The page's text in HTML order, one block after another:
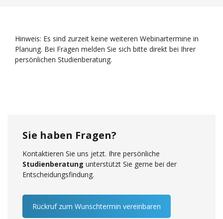
Hinweis: Es sind zurzeit keine weiteren Webinartermine in
Planung. Bei Fragen melden Sie sich bitte direkt bei Ihrer
persönlichen Studienberatung.
Sie haben Fragen?
Kontaktieren Sie uns jetzt. Ihre persönliche
Studienberatung unterstützt Sie gerne bei der
Entscheidungsfindung.
Rückruf zum Wunschtermin vereinbaren